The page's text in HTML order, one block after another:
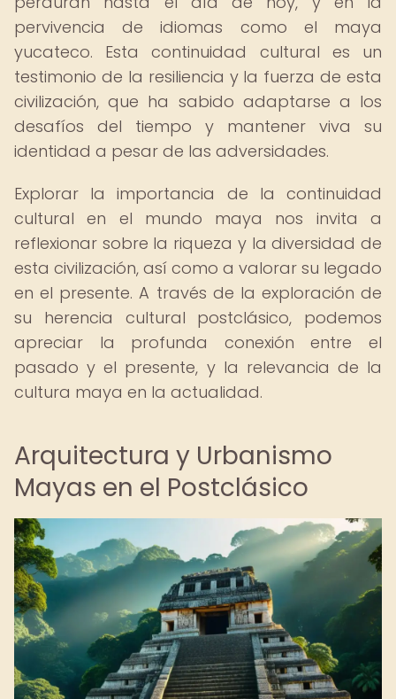
pervivencia de idiomas como el maya
yucateco. Esta continuidad cultural es un
testimonio de la resiliencia y la fuerza de esta
civilización, que ha sabido adaptarse a los
desafíos del tiempo y mantener viva su
identidad a pesar de las adversidades.
Explorar la importancia de la continuidad
cultural en el mundo maya nos invita a
reflexionar sobre la riqueza y la diversidad de
esta civilización, así como a valorar su legado
en el presente. A través de la exploración de
su herencia cultural postclásico, podemos
apreciar la profunda conexión entre el
pasado y el presente, y la relevancia de la
cultura maya en la actualidad.
Arquitectura y Urbanismo
Mayas en el Postclásico